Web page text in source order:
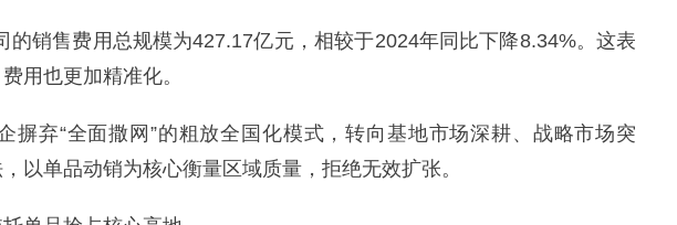
的销售费用总规模为427.17亿元，相较于2024年同比下降8.34%。这表
用也更加精准化。
摒弃“全面撒网”的粗放全国化模式，转向基地市场深耕、战略市场突
以单品动销为核心衡量区域质量，拒绝无效扩张。